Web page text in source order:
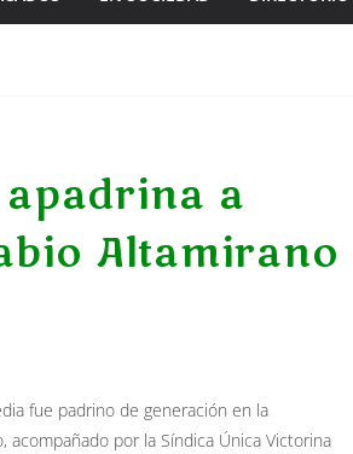
a
Altamirano
fue padrino de generación en la
acompañado por la Síndica Única Victorina